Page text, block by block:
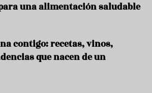
una alimentación saludable
contigo: recetas, vinos,
que nacen de un